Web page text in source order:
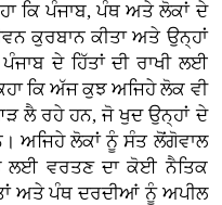
ਕਿ ਪੰਜਾਬ, ਪੰਥ ਅਤੇ ਲੋਕਾਂ ਦੇ
ਕੁਰਬਾਨ ਕੀਤਾ ਅਤੇ ਉਨ੍ਹਾਂ
ਦੇ ਹਿੱਤਾਂ ਦੀ ਰਾਖੀ ਲਈ
ਕਿ ਅੱਜ ਕੁਝ ਅਜਿਹੇ ਲੋਕ ਵੀ
ਲੈ ਰਹੇ ਹਨ, ਜੋ ਖੁਦ ਉਨ੍ਹਾਂ ਦੇ
ਅਜਿਹੇ ਲੋਕਾਂ ਨੂੰ ਸੰਤ ਲੋਂਗੋਵਾਲ
ਲਈ ਵਰਤਣ ਦਾ ਕੋਈ ਨੈਤਿਕ
ਅਤੇ ਪੰਥ ਦਰਦੀਆਂ ਨੂੰ ਅਪੀਲ